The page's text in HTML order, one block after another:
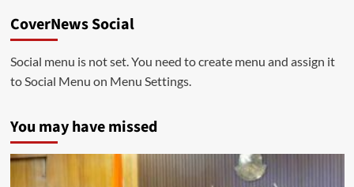
CoverNews Social
Social menu is not set. You need to create menu and assign it
to Social Menu on Menu Settings.
You may have missed